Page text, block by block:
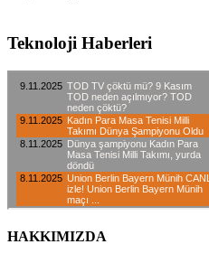
Teknoloji Haberleri
HAKKIMIZDA